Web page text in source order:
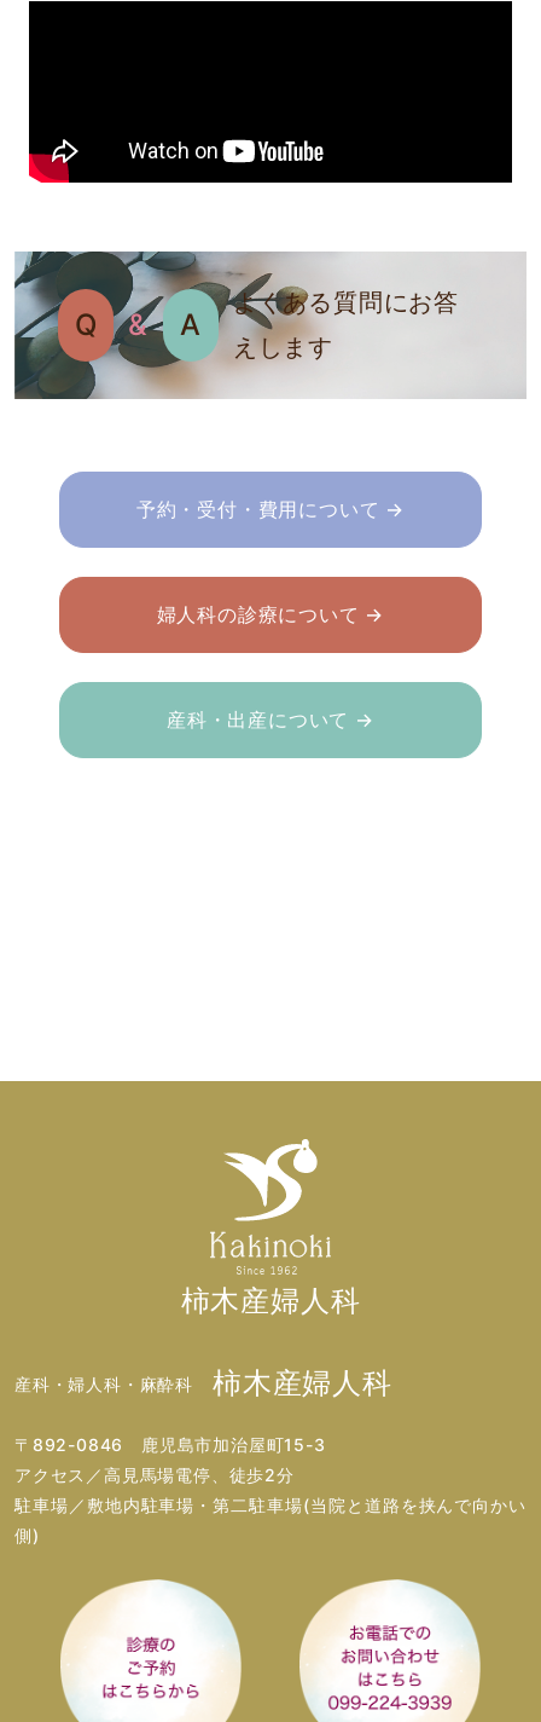
Q & A
よくある質問にお答
えします
予約・受付・費用について →
婦人科の診療について →
産科・出産について →
柿木産婦人科
産科・婦人科・麻酔科 柿木産婦人科
〒892-0846 鹿児島市加治屋町15-3
アクセス／高見馬場電停、徒歩2分
駐車場／敷地内駐車場・第二駐車場(当院と道路を挟んで向かい
側)